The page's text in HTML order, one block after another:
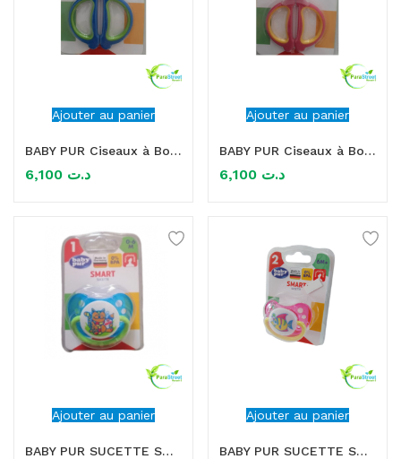
Ajouter au panier
BABY PUR Ciseaux à Bouts Ronds 0M+ bleu
د.ت
Ajouter au panier
BABY PUR Ciseaux à Bouts Ronds 0M+ rose
د.ت
Ajouter au panier
BABY PUR SUCETTE SMART 0-6M
Ajouter au panier
BABY PUR SUCETTE SMART 6M+